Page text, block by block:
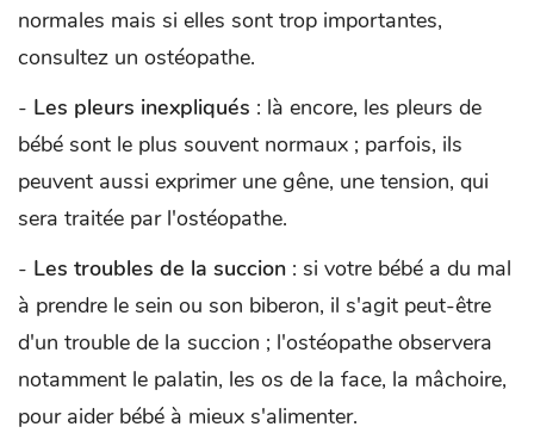
normales mais si elles sont trop importantes,
consultez un ostéopathe.
- Les pleurs inexpliqués : là encore, les pleurs de
bébé sont le plus souvent normaux ; parfois, ils
peuvent aussi exprimer une gêne, une tension, qui
sera traitée par l'ostéopathe.
- Les troubles de la succion : si votre bébé a du mal
à prendre le sein ou son biberon, il s'agit peut-être
d'un trouble de la succion ; l'ostéopathe observera
notamment le palatin, les os de la face, la mâchoire,
pour aider bébé à mieux s'alimenter.